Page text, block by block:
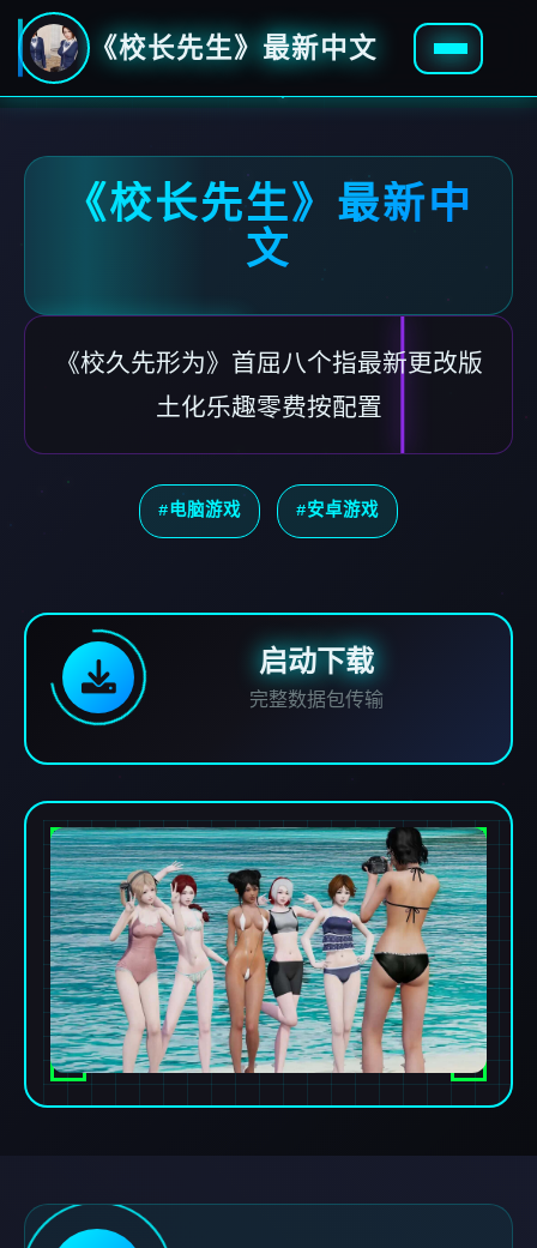
《校长先生》最新中文
《校长先生》最新中
文
《校久先形为》首屈八个指最新更改版
土化乐趣零费按配置
#电脑游戏 #安卓游戏
启动下载
完整数据包传输